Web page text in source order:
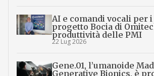
AI e comandi vocali per
progetto Bocia di
produttività delle PMI
22 Lug 2026
Gene.01, l’umanoide
Generative Bionics, è